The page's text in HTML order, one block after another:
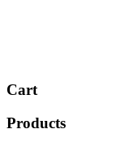
Cart
Products